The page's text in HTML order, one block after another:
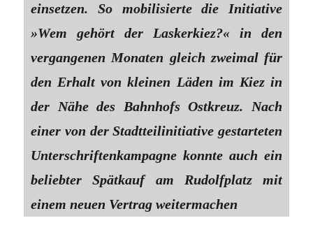
einsetzen. So mobilisierte die Initiative
»Wem gehört der Laskerkiez?« in den
vergangenen Monaten gleich zweimal für
den Erhalt von kleinen Läden im Kiez in
der Nähe des Bahnhofs Ostkreuz. Nach
einer von der Stadtteilinitiative gestarteten
Unterschriftenkampagne konnte auch ein
beliebter Spätkauf am Rudolfplatz mit
einem neuen Vertrag weitermachen